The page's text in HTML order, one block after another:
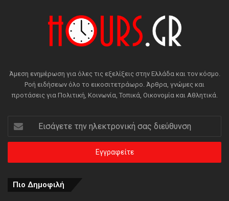
Άμεση ενημέρωση για όλες τις εξελίξεις στην Ελλάδα και τον κόσμο.
Ροή ειδήσεων όλο το εικοσιτετράωρο. Άρθρα, γνώμες και
προτάσεις για Πολιτική, Κοινωνία, Τοπικά, Οικονομία και Αθλητικά.
Εισάγετε
την
ηλεκτρονική
διεύθυνση
Πιο Δημοφιλή